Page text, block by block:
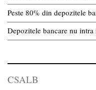
Peste 80% din depozitele
Depozitele bancare nu
CSALB